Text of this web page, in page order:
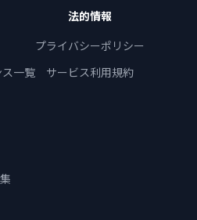
一覧
法的情報
プライバシーポリシー
サービス利用規約